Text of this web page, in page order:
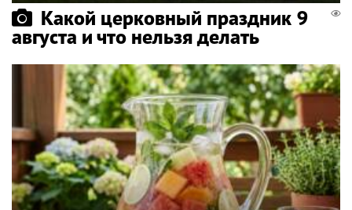
Какой церковный праздник 9
августа и что нельзя делать